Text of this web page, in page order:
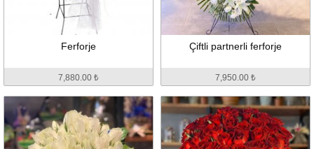
Ferforje
7,880.00 ₺
Çiftli partnerli ferforje
7,950.00 ₺